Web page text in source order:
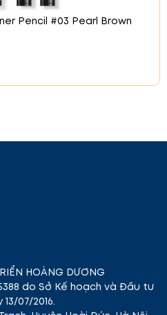
đến hiệu ứng sáng bóng
chiếu lên bãi biển xanh.
thay đổi ngay lập tức khi
tuyệt vời
chỉ mang lại vẻ đẹp cho
sóc môi hiệu quả. Chất
giúp dưỡng ẩm,
Pencil #03 Pearl Brown
HOÀNG DƯƠNG
do Sở Kế hoạch và Đầu tư
07/2016.